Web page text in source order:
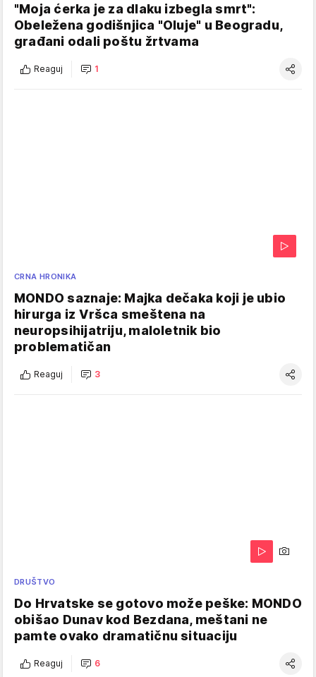
"Moja ćerka je za dlaku izbegla smrt":
Obeležena godišnjica "Oluje" u Beogradu,
građani odali poštu žrtvama
Reaguj 1
CRNA HRONIKA
MONDO saznaje: Majka dečaka koji je ubio
hirurga iz Vršca smeštena na
neuropsihijatriju, maloletnik bio
problematičan
Reaguj 3
DRUŠTVO
Do Hrvatske se gotovo može peške: MONDO
obišao Dunav kod Bezdana, meštani ne
pamte ovako dramatičnu situaciju
Reaguj 6